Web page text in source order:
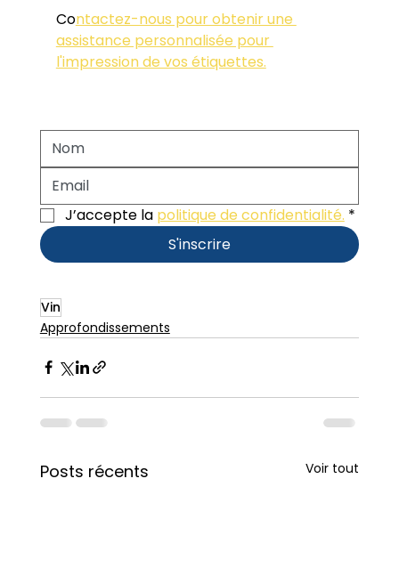
Contactez-nous pour obtenir une
assistance personnalisée pour
l'impression de vos étiquettes.
J’accepte la politique de confidentialité. *
S'inscrire
Vin
Approfondissements
Posts récents Voir tout